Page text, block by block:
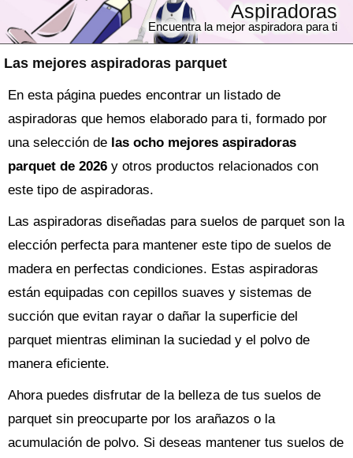
Las mejores aspiradoras parquet
Aspiradoras
Encuentra la mejor aspiradora para ti
En esta página puedes encontrar un listado de
aspiradoras que hemos elaborado para ti, formado por
una selección de las ocho mejores aspiradoras
parquet de 2026 y otros productos relacionados con
este tipo de aspiradoras.
Las aspiradoras diseñadas para suelos de parquet son la
elección perfecta para mantener este tipo de suelos de
madera en perfectas condiciones. Estas aspiradoras
están equipadas con cepillos suaves y sistemas de
succión que evitan rayar o dañar la superficie del
parquet mientras eliminan la suciedad y el polvo de
manera eficiente.
Ahora puedes disfrutar de la belleza de tus suelos de
parquet sin preocuparte por los arañazos o la
acumulación de polvo. Si deseas mantener tus suelos de